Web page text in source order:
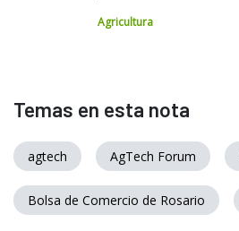
Agricultura
Temas en esta nota
agtech AgTech Forum
Bolsa de Comercio de Rosario